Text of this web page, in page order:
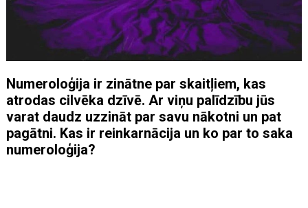
Numeroloģija ir zinātne par skaitļiem, kas
atrodas cilvēka dzīvē. Ar viņu palīdzību jūs
varat daudz uzzināt par savu nākotni un pat
pagātni. Kas ir reinkarnācija un ko par to saka
numeroloģija?